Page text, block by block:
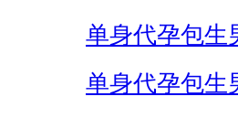
单身代孕包生
单身代孕包生